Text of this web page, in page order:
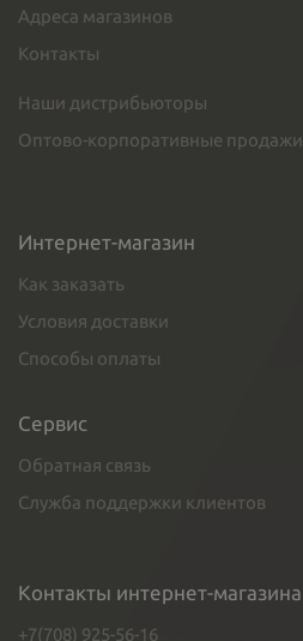
Адреса магазинов
Контакты
Наши дистрибьюторы
Оптово-корпоративные продажи
Интернет-магазин
Как заказать
Условия доставки
Способы оплаты
Сервис
Обратная связь
Служба поддержки клиентов
Контакты интернет-магазина
+7(708) 925-56-16